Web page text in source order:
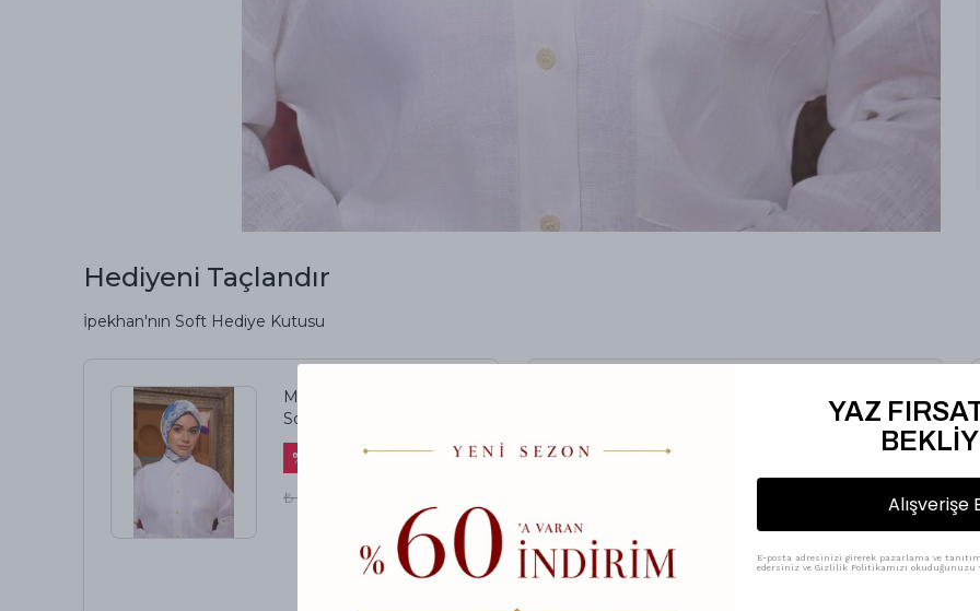
Hediyeni Taçlandır
İpekhan'nın Soft Hediye Kutusu
Marrakech Koleksiyon
Soft Eşarp 1209-12
%
₺ 700.00
Hediye Kutusu
₺ 100.00 ₺ 75.00
YAZ
Alışverişe
E-posta adresinizi girerek pazarlama ve
edersiniz ve Gizlilik Politikamızı okuduğunuzu